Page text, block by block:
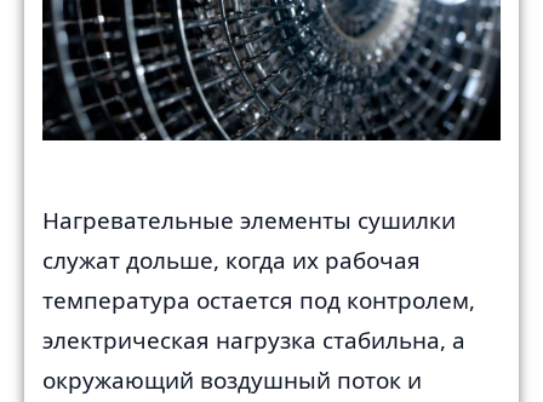
Нагревательные элементы сушилки
служат дольше, когда их рабочая
температура остается под контролем,
электрическая нагрузка стабильна, а
окружающий воздушный поток и